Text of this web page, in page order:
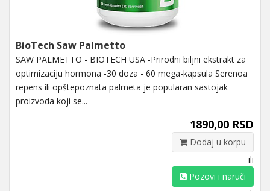
BioTech Saw Palmetto
SAW PALMETTO - BIOTECH USA -Prirodni biljni ekstrakt za
optimizaciju hormona -30 doza - 60 mega-kapsula Serenoa
repens ili opštepoznata palmeta je popularan sastojak
proizvoda koji se...
1890,00 RSD
Dodaj u korpu
ili
Pozovi i naruči